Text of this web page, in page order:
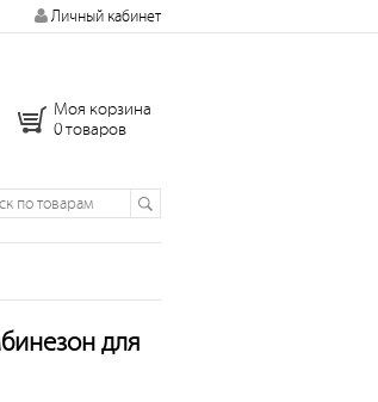
Личный кабинет
Моя корзина
0 товаров
для